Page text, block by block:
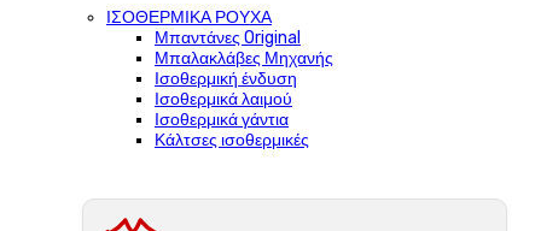
ΙΣΟΘΕΡΜΙΚΑ ΡΟΥΧΑ
Μπαντάνες Original
Μπαλακλάβες Μηχανής
Ισοθερμική ένδυση
Ισοθερμικά λαιμού
Ισοθερμικά γάντια
Κάλτσες ισοθερμικές